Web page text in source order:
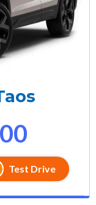
Test Drive